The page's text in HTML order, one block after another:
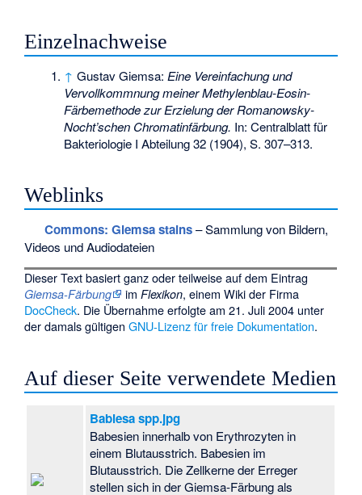
Einzelnachweise
↑ Gustav Giemsa: Eine Vereinfachung und
Vervollkommnung meiner Methylenblau-Eosin-
Färbemethode zur Erzielung der Romanowsky-
Nocht’schen Chromatinfärbung. In: Centralblatt für
Bakteriologie I Abteilung 32 (1904), S. 307–313.
Weblinks
Commons: Giemsa stains– Sammlung von Bildern,
Videos und Audiodateien
Dieser Text basiert ganz oder teilweise auf dem Eintrag
Giemsa-Färbung imFlexikon, einem Wiki der Firma
DocCheck. Die Übernahme erfolgte am 21. Juli 2004 unter
der damals gültigenGNU-Lizenz für freie Dokumentation.
Auf dieser Seite verwendete Medien
Babiesa spp.jpg
Babesien innerhalb von Erythrozyten in
einem Blutausstrich. Babesien im
Blutausstrich. Die Zellkerne der Erreger
stellen sich in der Giemsa-Färbung als